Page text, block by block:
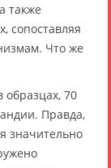
также
сопоставляя
Что же
70
Правда,
значительно